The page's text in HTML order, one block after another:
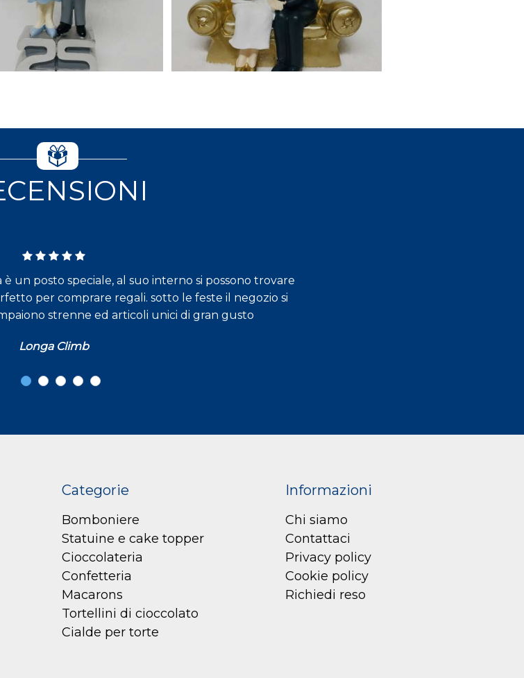
un posto speciale, al suo interno si possono trovare
per comprare regali. sotto le feste il negozio si
strenne ed articoli unici di gran gusto
Longa Climb
Categorie
Bomboniere
Statuine e cake topper
Cioccolateria
Confetteria
Macarons
Tortellini di cioccolato
Cialde per torte
Informazioni
Chi siamo
Contattaci
Privacy policy
Cookie policy
Richiedi reso